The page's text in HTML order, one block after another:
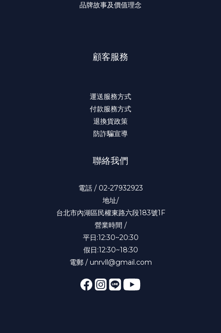
品牌故事及價值理念
顧客服務
運送服務方式
付款服務方式
退換貨政策
防詐騙宣導
聯絡我們
電話 / 02-27932923
地址/
台北市內湖區民權東路六段183號1F
營業時間 /
平日:12:30~20:30
假日:12:30~18:30
電郵 / unrvll@gmail.com